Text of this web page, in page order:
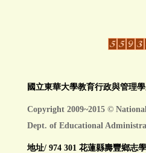
國立東華大學教育行政與管理
Copyright 2009~2015 ©
Dept. of Educational
地址/ 974 301 花蓮縣壽豐鄉志